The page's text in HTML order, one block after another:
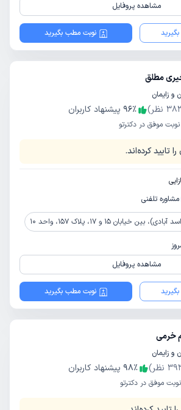
مشاهده پروفایل
نوبت مطب بگیرید
مطلق
زایمان
نظر) 96٪
پیشنهاد کاربران
نوبت موفق در دکترتو
تایید کرده‌اند.
مشاوره‌ تلفنی
بین خیابان 15 و 17، پلاک 157، واحد 10
مشاهده پروفایل
نوبت مطب بگیرید
خرمی
زایمان
نظر) 98٪
پیشنهاد کاربران
نوبت موفق در دکترتو